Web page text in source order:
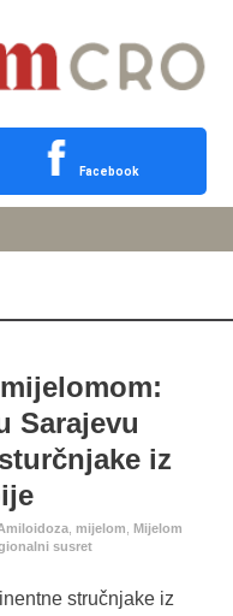
Facebook
Sarajevu
iz
mijelom
Mijelom
susret
stručnjake iz